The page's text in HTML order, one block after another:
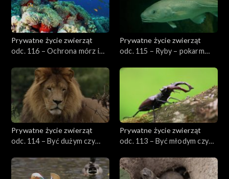
Prywatne życie zwierząt
odc. 116 – Ochrona mórz i
Prywatne życie zwierząt
odc. 115 – Ryby – pokarm
Prywatne życie zwierząt
odc. 114 – Być dużym czy
Prywatne życie zwierząt
odc. 113 – Być młodym czy